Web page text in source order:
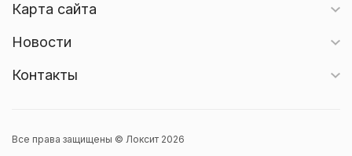
Карта сайта
Новости
Контакты
Все права защищены © Локсит 2026